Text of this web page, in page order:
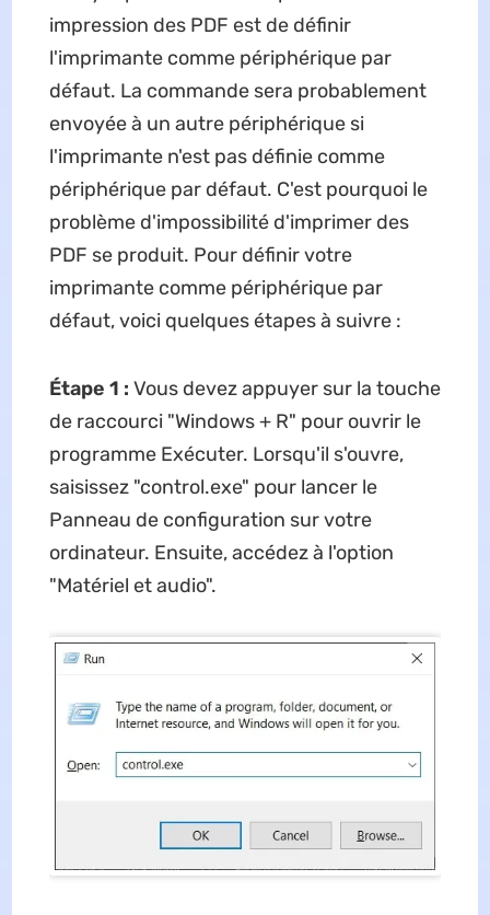
impression des PDF est de définir
l'imprimante comme périphérique par
défaut. La commande sera probablement
envoyée à un autre périphérique si
l'imprimante n'est pas définie comme
périphérique par défaut. C'est pourquoi le
problème d'impossibilité d'imprimer des
PDF se produit. Pour définir votre
imprimante comme périphérique par
défaut, voici quelques étapes à suivre :
Étape 1 : Vous devez appuyer sur la touche
de raccourci "Windows + R" pour ouvrir le
programme Exécuter. Lorsqu'il s'ouvre,
saisissez "control.exe" pour lancer le
Panneau de configuration sur votre
ordinateur. Ensuite, accédez à l'option
"Matériel et audio".